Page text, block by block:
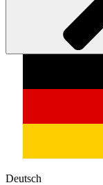
Deutsch